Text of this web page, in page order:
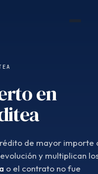
en
de mayor importe
y multiplican
o el contrato no fue